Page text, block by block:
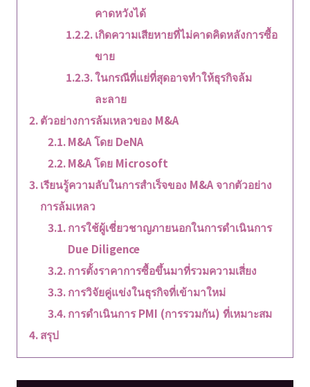
คาดหวังได้
เกิดความเสียหายที่ไม่คาดคิดหลังการซื้อ
ขาย
ในกรณีที่แย่ที่สุดอาจทำให้ธุรกิจล้ม
ละลาย
ตัวอย่างการล้มเหลวของ M&A
M&A โดย DeNA
M&A โดย Microsoft
เรียนรู้ความลับในการสำเร็จของ M&A จากตัวอย่าง
การล้มเหลว
การใช้ผู้เชี่ยวชาญภายนอกในการดำเนินการ
Due Diligence
การตั้งราคาการซื้อขึ้นมาที่รวมความเสี่ยง
การวิจัยคู่แข่งในธุรกิจที่เข้ามาใหม่
การดำเนินการ PMI (การรวมกัน) ที่เหมาะสม
สรุป